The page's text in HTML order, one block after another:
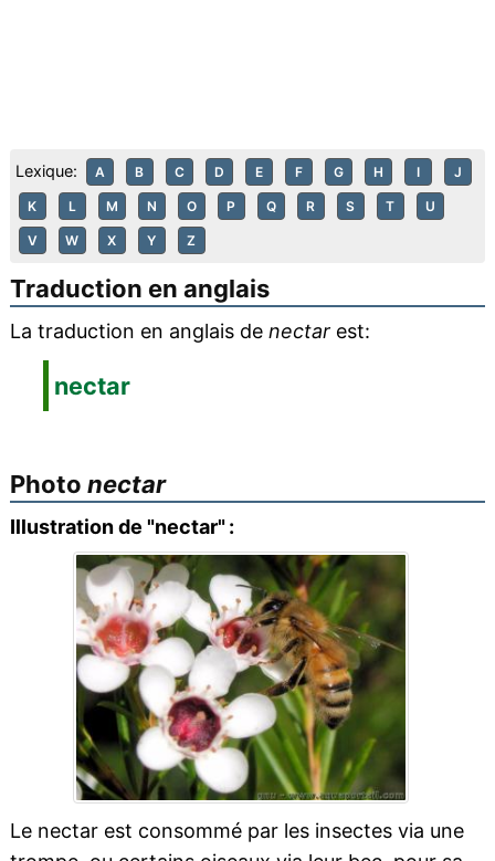
Lexique: A B C D E F G H I J
K L M N O P Q R S T U
V W X Y Z
Traduction en anglais
La traduction en anglais de nectarest:
nectar
Photo nectar
Illustration de "nectar" :
Le nectar est consommé par les insectes via une